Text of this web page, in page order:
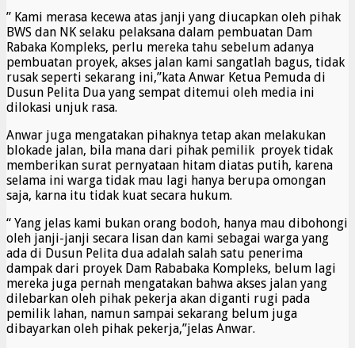
” Kami merasa kecewa atas janji yang diucapkan oleh pihak
BWS dan NK selaku pelaksana dalam pembuatan Dam
Rabaka Kompleks, perlu mereka tahu sebelum adanya
pembuatan proyek, akses jalan kami sangatlah bagus, tidak
rusak seperti sekarang ini,”kata Anwar Ketua Pemuda di
Dusun Pelita Dua yang sempat ditemui oleh media ini
dilokasi unjuk rasa.
Anwar juga mengatakan pihaknya tetap akan melakukan
blokade jalan, bila mana dari pihak pemilik proyek tidak
memberikan surat pernyataan hitam diatas putih, karena
selama ini warga tidak mau lagi hanya berupa omongan
saja, karna itu tidak kuat secara hukum.
“ Yang jelas kami bukan orang bodoh, hanya mau dibohongi
oleh janji-janji secara lisan dan kami sebagai warga yang
ada di Dusun Pelita dua adalah salah satu penerima
dampak dari proyek Dam Rababaka Kompleks, belum lagi
mereka juga pernah mengatakan bahwa akses jalan yang
dilebarkan oleh pihak pekerja akan diganti rugi pada
pemilik lahan, namun sampai sekarang belum juga
dibayarkan oleh pihak pekerja,”jelas Anwar.